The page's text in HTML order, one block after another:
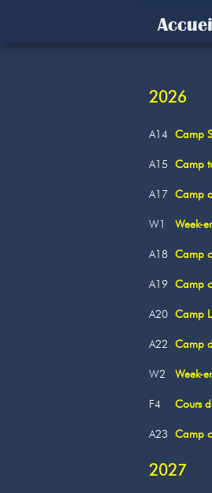
2026
A14 Camp
A15 Camp
A17 Camp
W1
Week-
A18 Camp
A19 Camp
A20 Camp
A22 Camp
W2
Week-
F4
Cours
A23 Camp
2027